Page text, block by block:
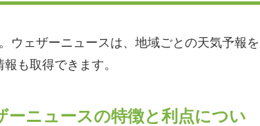
ウェザーニュースは、地域ごとの天気予報を
も取得できます。
ーニュースの特徴と利点につい